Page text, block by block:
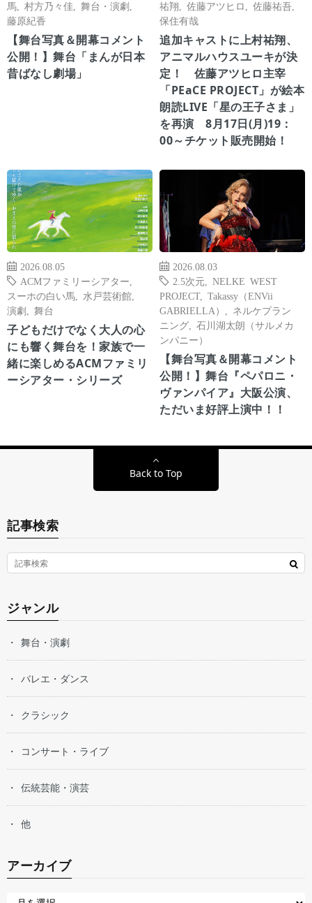
馬
村方乃々佳 舞台・演劇
藤原紀香
【舞台写真＆開幕コメント
公開！】舞台「まんが日本
昔ばなし劇場」
祐翔
佐藤アツヒロ 佐藤祐吾
保住有哉
追加キャストに上村祐翔、
アニマルハウスユーキが決
定！ 佐藤アツヒロ主宰
「PEaCE PROJECT」が絵本
朗読LIVE「星の王子さま」
を再演 8月17日(月)19：
00～チケット販売開始！
2026.08.05
ACMファミリーシアター
スーホの白い馬
水戸芸術館
演劇
舞台
子どもだけでなく大人の心
にも響く舞台を！家族で一
緒に楽しめるACMファミリ
ーシアター・シリーズ
2026.08.03
2.5次元
NELKE WEST
PROJECT, Takassy（ENVii
GABRIELLA）
ネルケプラン
ニング
石川湖太朗（サルメカ
ンパニー）
【舞台写真＆開幕コメント
公開！】舞台『ペパロニ・
ヴァンパイア』大阪公演、
ただいま好評上演中！！
Back to Top
記事検索
ジャンル
舞台・演劇
バレエ・ダンス
クラシック
コンサート・ライブ
伝統芸能・演芸
他
アーカイブ